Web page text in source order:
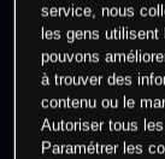
service, nous
les gens
pouvons
à trouver des
contenu ou le
Autoriser tous
Paramétrer les